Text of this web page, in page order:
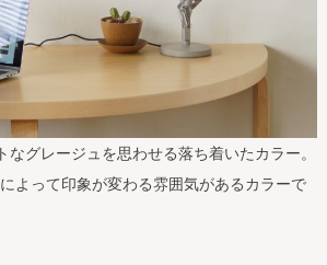
グレージュを思わせる落ち着いたカラー。
よって印象が変わる雰囲気があるカラーで